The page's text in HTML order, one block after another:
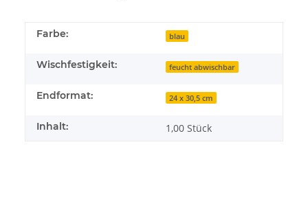
Farbe: blau
Wischfestigkeit: feucht abwischbar
Endformat: 24 x 30,5 cm
Inhalt: 1,00 Stück